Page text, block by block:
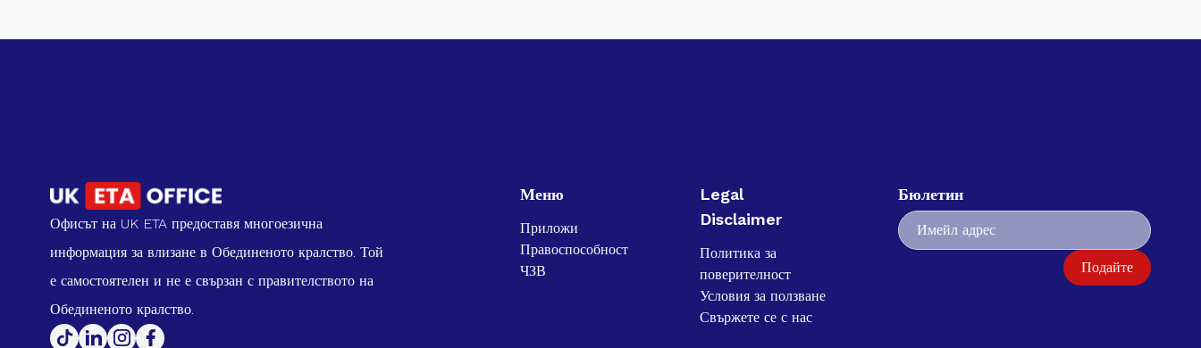
Офисът на UK ETA предоставя многоезична
информация за влизане в Обединеното кралство. Той
е самостоятелен и не е свързан с правителството на
Обединеното кралство.
Меню
Приложи
Правоспособност
ЧЗВ
Legal
Disclaimer
Политика за
поверителност
Условия за ползване
Свържете се с нас
Бюлетин
Подайте